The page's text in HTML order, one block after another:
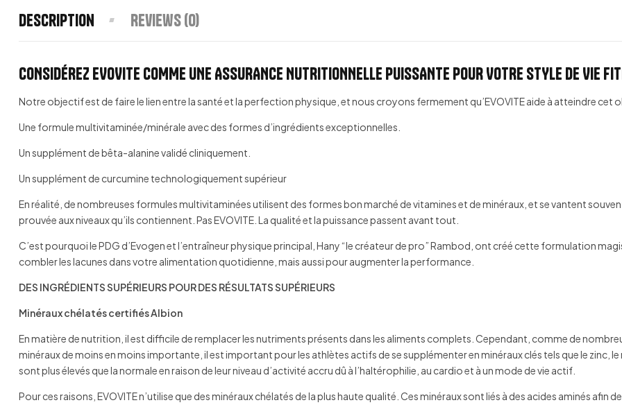
Description Reviews (0)
CONSIDÉREZ EVOVITE COMME UNE ASSURANCE NUTRITIONNELLE PUISSANTE POUR VOTRE STYLE DE VIE
Notre objectif est de faire le lien entre la santé et la perfection physique, et nous croyons fermement qu’EVOVITE aide à atteindre cet
Une formule multivitaminée/minérale avec des formes d’ingrédients exceptionnelles.
Un supplément de bêta-alanine validé cliniquement.
Un supplément de curcumine technologiquement supérieur
En réalité, de nombreuses formules multivitaminées utilisent des formes bon marché de vitamines et de minéraux, et se vantent
prouvée aux niveaux qu’ils contiennent. Pas EVOVITE. La qualité et la puissance passent avant tout.
C’est pourquoi le PDG d’Evogen et l’entraîneur physique principal, Hany “le créateur de pro” Rambod, ont créé cette formulation
combler les lacunes dans votre alimentation quotidienne, mais aussi pour augmenter la performance.
DES INGRÉDIENTS SUPÉRIEURS POUR DES RÉSULTATS SUPÉRIEURS
Minéraux chélatés certifiés Albion
En matière de nutrition, il est difficile de remplacer les nutriments présents dans les aliments complets. Cependant, comme de
minéraux de moins en moins importante, il est important pour les athlètes actifs de se supplémenter en minéraux clés tels que le zinc,
sont plus élevés que la normale en raison de leur niveau d’activité accru dû à l’haltérophilie, au cardio et à un mode de vie actif.
Pour ces raisons, EVOVITE n’utilise que des minéraux chélatés de la plus haute qualité. Ces minéraux sont liés à des acides aminés